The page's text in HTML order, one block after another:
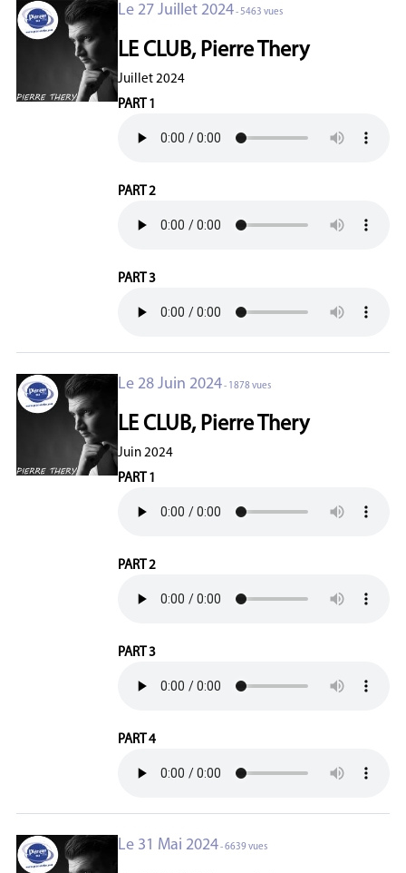
Le 27 Juillet 2024- 5463 vues
LE CLUB, Pierre Thery
Juillet 2024
PART 1
PART 2
PART 3
Le 28 Juin 2024- 1878 vues
LE CLUB, Pierre Thery
Juin 2024
PART 1
PART 2
PART 3
PART 4
Le 31 Mai 2024- 6639 vues